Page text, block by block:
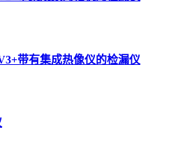
带有集成热像仪的检漏仪